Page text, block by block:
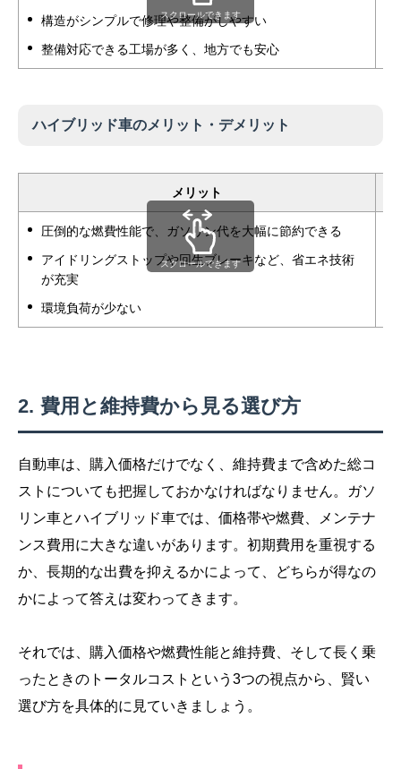
構造がシンプルで修理や整備がしやすい
整備対応できる工場が多く、地方でも安心
スクロールできます
ハイブリッド車のメリット・デメリット
メリット
圧倒的な燃費性能で、ガソリン代を大幅に節約できる
アイドリングストップや回生ブレーキなど、省エネ技術
が充実
環境負荷が少ない
スクロールできます
費用と維持費から見る選び方
自動車は、購入価格だけでなく、維持費まで含めた総コ
ストについても把握しておかなければなりません。ガソ
リン車とハイブリッド車では、価格帯や燃費、メンテナ
ンス費用に大きな違いがあります。初期費用を重視する
か、長期的な出費を抑えるかによって、どちらが得なの
かによって答えは変わってきます。
それでは、購入価格や燃費性能と維持費、そして長く乗
ったときのトータルコストという3つの視点から、賢い
選び方を具体的に見ていきましょう。